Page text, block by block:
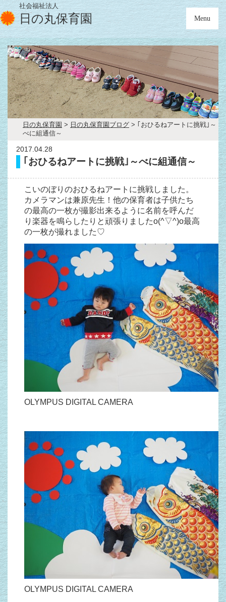
社会福祉法人
日の丸保育園 Menu
日の丸保育園 > 日の丸保育園ブログ > ｢おひるねアートに挑戦｣～
べに組通信～
2017.04.28
｢おひるねアートに挑戦｣～べに組通信～
こいのぼりのおひるねアートに挑戦しました。
カメラマンは兼原先生！他の保育者は子供たち
の最高の一枚が撮影出来るように名前を呼んだ
り楽器を鳴らしたりと頑張りましたo(^▽^)o最高
の一枚が撮れました♡
OLYMPUS DIGITAL CAMERA
OLYMPUS DIGITAL CAMERA